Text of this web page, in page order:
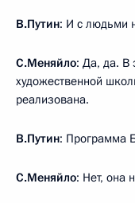
В.Путин: И с людьми
С.Меняйло: Да, да. В
художественной
реализована.
В.Путин: Программа
С.Меняйло: Нет, она